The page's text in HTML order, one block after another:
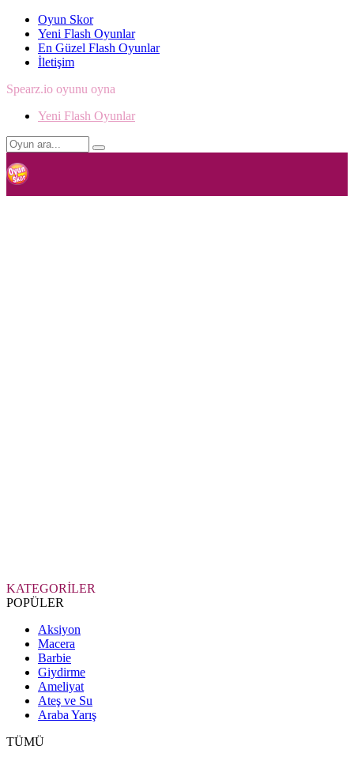
Oyun Skor
Yeni Flash Oyunlar
En Güzel Flash Oyunlar
İletişim
Spearz.io oyunu oyna
Yeni Flash Oyunlar
KATEGORİLER
POPÜLER
Aksiyon
Macera
Barbie
Giydirme
Ameliyat
Ateş ve Su
Araba Yarış
TÜMÜ